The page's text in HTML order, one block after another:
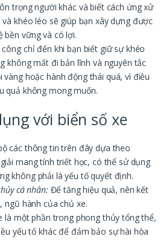
trọng người khác và biết cách ứng xử
khéo léo sẽ giúp bạn xây dựng được
bền vững và có lợi.
chỉ đến khi bạn biết giữ sự khéo
không mất đi bản lĩnh và nguyên tắc
hoặc hành động thái quá, vì điều
quả không mong muốn.
với biển số xe
các thông tin trên đây dựa theo
mang tính triết học, có thể sử dụng
không phải là yếu tố quyết định.
cá nhân: Để tăng hiệu quả, nên kết
ngũ hành của chủ xe.
là một phần trong phong thủy tổng thể,
yếu tố khác để đảm bảo sự hài hòa